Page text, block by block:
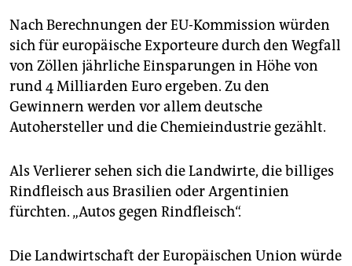
Nach Berechnungen der EU-Kommission würden
sich für europäische Exporteure durch den Wegfall
von Zöllen jährliche Einsparungen in Höhe von
rund 4 Milliarden Euro ergeben. Zu den
Gewinnern werden vor allem deutsche
Autohersteller und die Chemieindustrie gezählt.
Als Verlierer sehen sich die Landwirte, die billiges
Rindfleisch aus Brasilien oder Argentinien
fürchten. „Autos gegen Rindfleisch“.
Die Landwirtschaft der Europäischen Union würde